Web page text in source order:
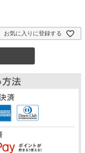
お気に入りに登録する